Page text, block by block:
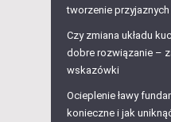
tworzenie
Czy zmiana układu
dobre rozwiązanie –
wskazówki
Ocieplenie ławy
konieczne i jak